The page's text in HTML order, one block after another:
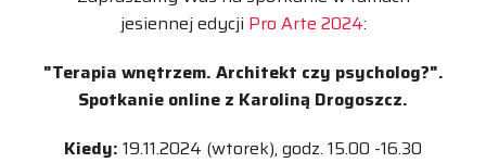
jesiennej edycji Pro Arte 2024:
"Terapia wnętrzem. Architekt czy psycholog?".
Spotkanie online z Karoliną Drogoszcz.
Kiedy: 19.11.2024 (wtorek), godz. 15.00 -16.30